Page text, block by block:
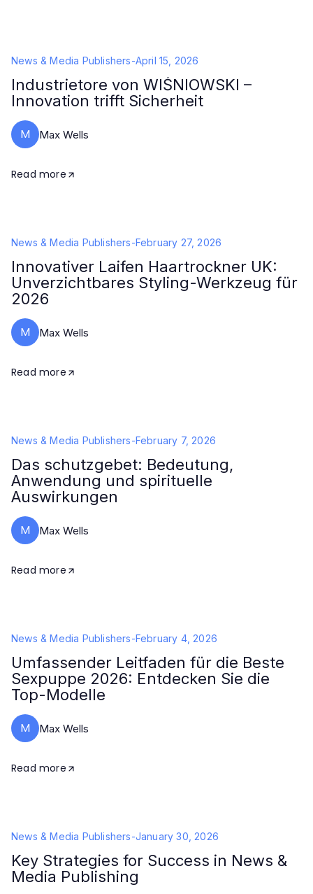
News & Media Publishers-April 15, 2026
Industrietore von WIŚNIOWSKI –
Innovation trifft Sicherheit
M Max Wells
Read more
News & Media Publishers-February 27, 2026
Innovativer Laifen Haartrockner UK:
Unverzichtbares Styling-Werkzeug für
2026
M Max Wells
Read more
News & Media Publishers-February 7, 2026
Das schutzgebet: Bedeutung,
Anwendung und spirituelle
Auswirkungen
M Max Wells
Read more
News & Media Publishers-February 4, 2026
Umfassender Leitfaden für die Beste
Sexpuppe 2026: Entdecken Sie die
Top-Modelle
M Max Wells
Read more
News & Media Publishers-January 30, 2026
Key Strategies for Success in News &
Media Publishing